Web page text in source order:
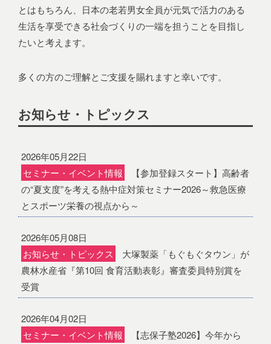
とはもちろん、日本の老若男女全員が元気で活力のある
生活を享受できる社会づくりの一端を担うことを目指し
たいと考えます。
多くの方のご理解とご支援を賜れますと幸いです。
お知らせ・トピックス
2026年05月22日
セミナー・イベント情報
【参加登録スタート】高齢者
の“夏支度”を考える熱中症対策セミナー2026～救急医療
とスポーツ栄養の視点から～
2026年05月08日
お知らせ・トピックス
大塚製薬「もぐもぐタウン」が
農林水産省『第10回 食育活動表彰』審査委員特別賞を
受賞
2026年04月02日
セミナー・イベント情報
【志保子塾2026】今年から